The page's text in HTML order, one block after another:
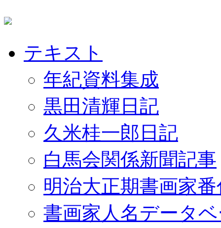
テキスト
年紀資料集成
黒田清輝日記
久米桂一郎日記
白馬会関係新聞記事
明治大正期書画家
書画家人名データ